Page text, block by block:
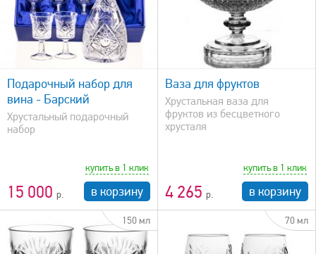
Подарочный набор для
вина - Барский
Хрустальный подарочный
набор
15 000
купить в 1 клик
в корзину
быстрый просмотр
Ваза для фруктов
Хрустальная ваза для
фруктов из бесцветного
хрусталя
4 265
купить в 1 клик
в корзину
150 мл 70 мл